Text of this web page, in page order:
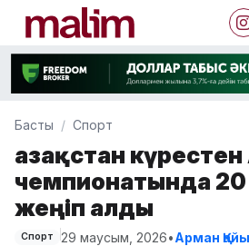
Басты Спорт
Қазақстан
чемпионатында
жеңіп алды
Спорт 29 маусым, 2026•Арман